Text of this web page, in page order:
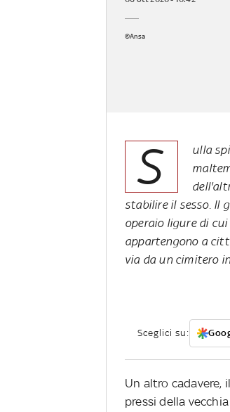
©Ansa
S
ulla
stabilire il sesso. Il
operaio ligure di
appartengono a
via da un cimitero
Sceglici su:
Un altro cadavere,
pressi della